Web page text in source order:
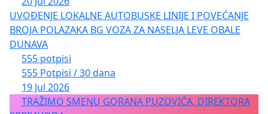
UVOĐENJE LOKALNE AUTOBUSKE LINIJE I POVEĆANJE
BROJA POLAZAKA BG VOZA ZA NASELJA LEVE OBALE
DUNAVA
555 potpisi
555 Potpisi / 30 dana
19 Jul 2026
TRAŽIMO SMENU GORANA PUZOVIĆA, DIREKTORA